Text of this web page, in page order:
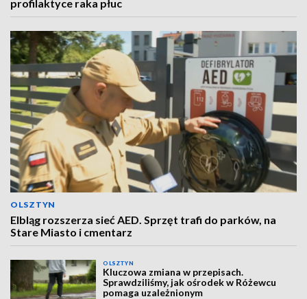
profilaktyce raka płuc
OLSZTYN
Elbląg rozszerza sieć AED. Sprzęt trafi do parków, na
Stare Miasto i cmentarz
OLSZTYN
Kluczowa zmiana w przepisach.
Sprawdziliśmy, jak ośrodek w Różewcu
pomaga uzależnionym